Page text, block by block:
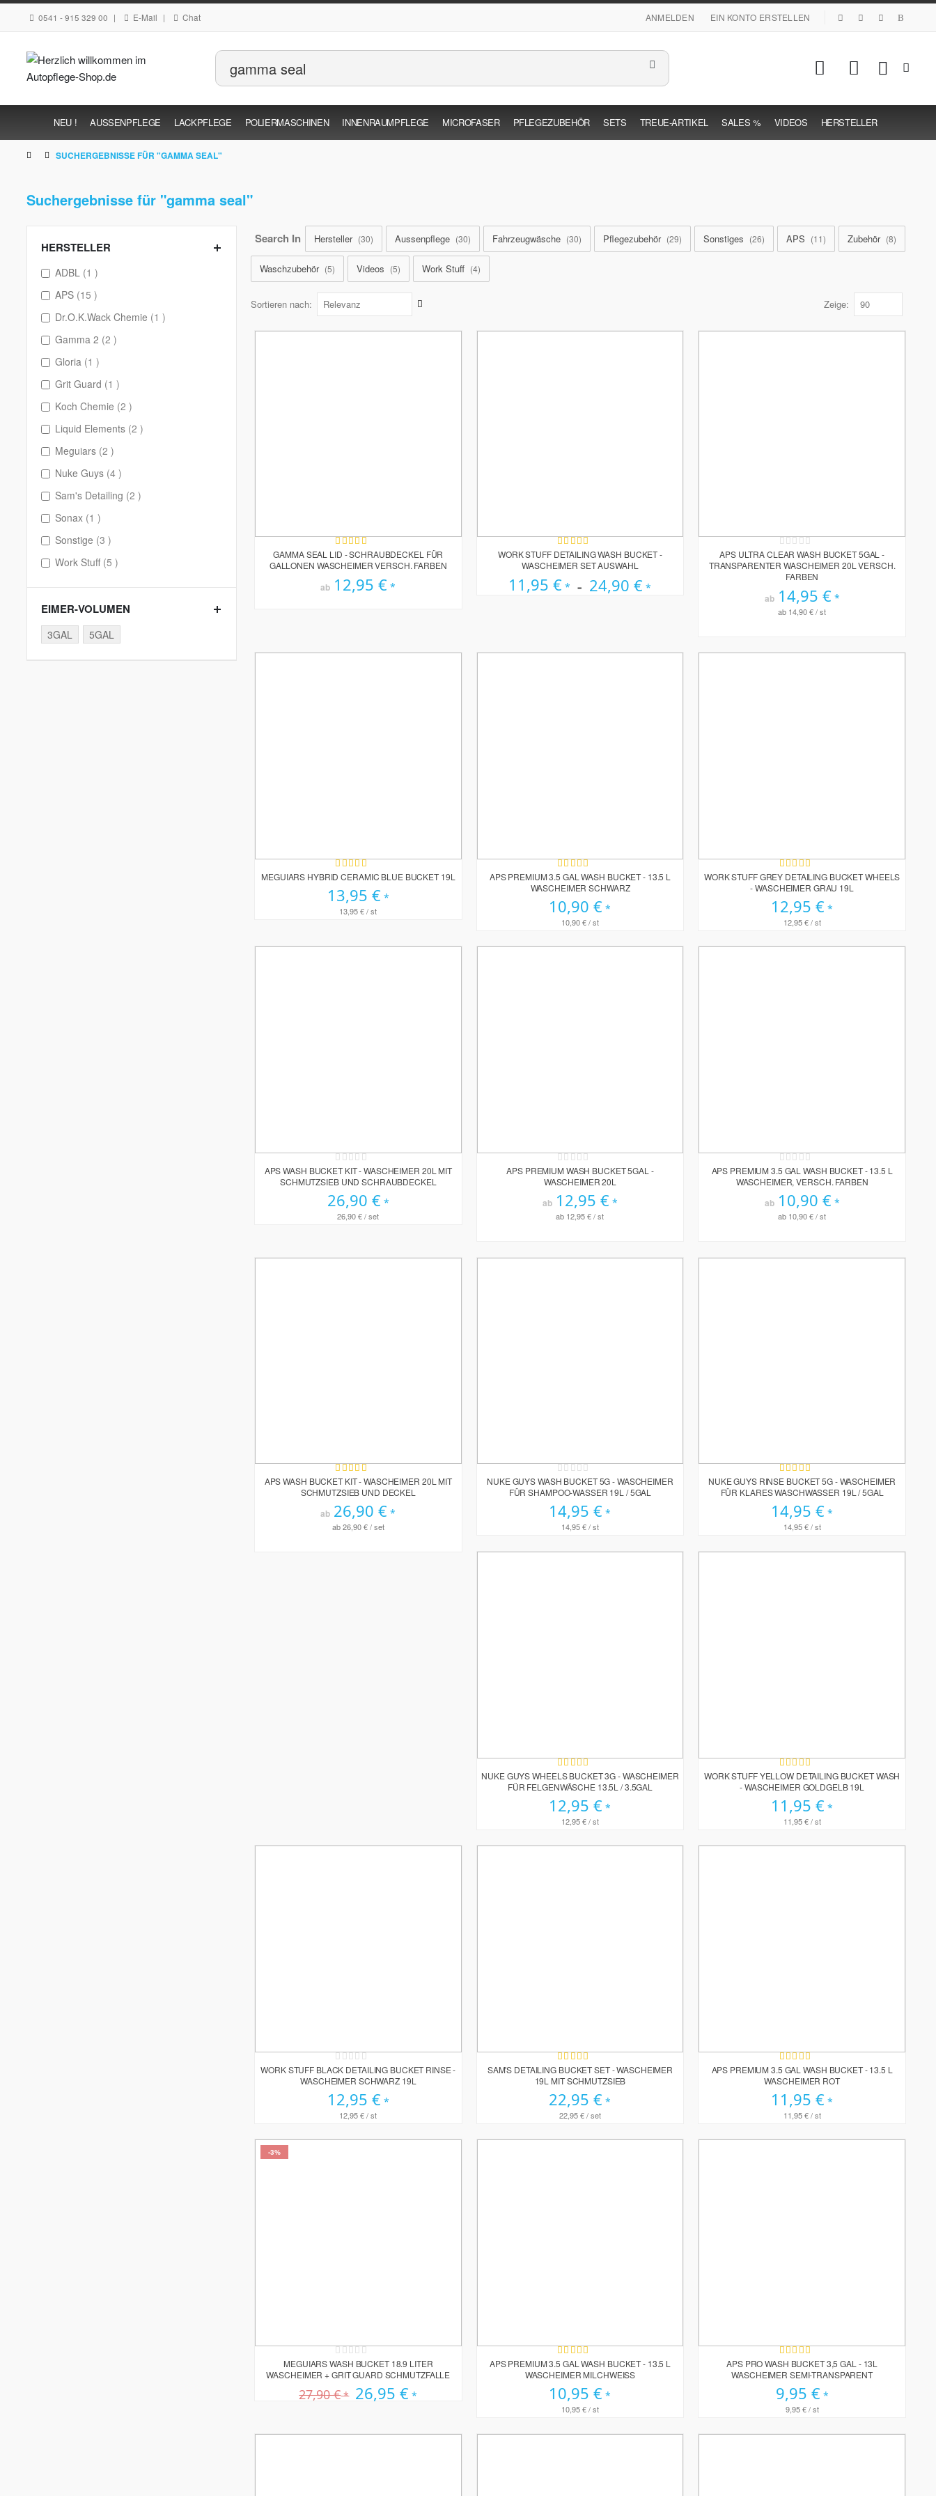
0541 - 915 329 00 | E-Mail | Chat ANMELDEN EIN KONTO ERSTELLEN
Mein
NEU ! AUSSENPFLEGE LACKPFLEGE POLIERMASCHINEN INNENRAUMPFLEGE MICROFASER PFLEGEZUBEHÖR SETS TREUE-ARTIKEL SALES % VIDEOS HERSTELLER
SUCHERGEBNISSE FÜR "GAMMA SEAL"
Suchergebnisse für "gamma seal"
Search In Hersteller 30 Aussenpflege 30 Fahrzeugwäsche 30 Pflegezubehör 29 Sonstiges 26 APS 11 Zubehör 8
Waschzubehör 5 Videos 5 Work Stuff 4
Sortieren nach Zeige
Bewertung:
99%
GAMMA SEAL LID - SCHRAUBDECKEL FÜR
GALLONEN WASCHEIMER VERSCH. FARBEN
ab 12,95 €
Bewertung:
95%
WORK STUFF DETAILING WASH BUCKET -
WASCHEIMER SET AUSWAHL
11,95 € 24,90 €
Rating:
0%
APS ULTRA CLEAR WASH BUCKET 5GAL -
TRANSPARENTER WASCHEIMER 20L VERSCH.
FARBEN
ab 14,95 €
ab 14,90 €/ st
Bewertung:
100%
MEGUIARS HYBRID CERAMIC BLUE BUCKET 19L
13,95 €
13,95 €/ st
Bewertung:
100%
APS PREMIUM 3.5 GAL WASH BUCKET - 13.5 L
WASCHEIMER SCHWARZ
10,90 €
10,90 €/ st
Bewertung:
90%
WORK STUFF GREY DETAILING BUCKET WHEELS
- WASCHEIMER GRAU 19L
12,95 €
12,95 €/ st
Rating:
0%
APS WASH BUCKET KIT - WASCHEIMER 20L MIT
SCHMUTZSIEB UND SCHRAUBDECKEL
26,90 €
26,90 €/ set
Rating:
0%
APS PREMIUM WASH BUCKET 5GAL -
WASCHEIMER 20L
ab 12,95 €
ab 12,95 €/ st
Rating:
0%
APS PREMIUM 3.5 GAL WASH BUCKET - 13.5 L
WASCHEIMER, VERSCH. FARBEN
ab 10,90 €
ab 10,90 €/ st
Bewertung:
100%
APS WASH BUCKET KIT - WASCHEIMER 20L MIT
SCHMUTZSIEB UND DECKEL
ab 26,90 €
ab26,90 €/ set
Rating:
0%
NUKE GUYS WASH BUCKET 5G - WASCHEIMER
FÜR SHAMPOO-WASSER 19L / 5GAL
14,95 €
14,95 €/ st
Bewertung:
100%
NUKE GUYS RINSE BUCKET 5G - WASCHEIMER
FÜR KLARES WASCHWASSER 19L / 5GAL
14,95 €
14,95 €/ st
Bewertung:
100%
NUKE GUYS WHEELS BUCKET 3G - WASCHEIMER
FÜR FELGENWÄSCHE 13.5L / 3.5GAL
12,95 €
12,95 €/ st
Bewertung:
90%
WORK STUFF YELLOW DETAILING BUCKET WASH
- WASCHEIMER GOLDGELB 19L
11,95 €
11,95 €/ st
Rating:
0%
WORK STUFF BLACK DETAILING BUCKET RINSE -
WASCHEIMER SCHWARZ 19L
12,95 €
12,95 €/ st
Bewertung:
100%
SAM'S DETAILING BUCKET SET - WASCHEIMER
19L MIT SCHMUTZSIEB
22,95 €
22,95 €/ set
Bewertung:
100%
APS PREMIUM 3.5 GAL WASH BUCKET - 13.5 L
WASCHEIMER ROT
11,95 €
11,95 €/ st
-3%
Rating:
0%
MEGUIARS WASH BUCKET 18.9 LITER
WASCHEIMER + GRIT GUARD SCHMUTZFALLE
27,90 € Sonderpreis
26,95 €
Bewertung:
100%
APS PREMIUM 3.5 GAL WASH BUCKET - 13.5 L
WASCHEIMER MILCHWEISS
10,95 €
10,95 €/ st
Bewertung:
100%
APS PRO WASH BUCKET 3,5 GAL - 13L
WASCHEIMER SEMI-TRANSPARENT
9,95 €
9,95 €/ st
HERSTELLER
ADBL 1item
APS 15items
Dr.O.K.Wack Chemie 1item
Gamma 2 2items
Gloria 1item
Grit Guard 1item
Koch Chemie 2items
Liquid Elements 2items
Meguiars 2items
Nuke Guys 4items
Sam's Detailing 2items
Sonax 1item
Sonstige 3items
Work Stuff 5items
EIMER-VOLUMEN
3GAL 5GAL